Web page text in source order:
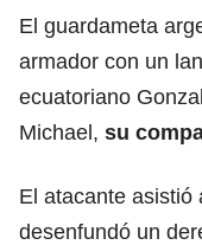
El guardameta
armador con un
ecuatoriano
Michael, su
El atacante asistió
desenfundó un